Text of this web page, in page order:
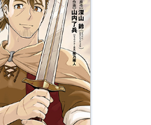
採用情報